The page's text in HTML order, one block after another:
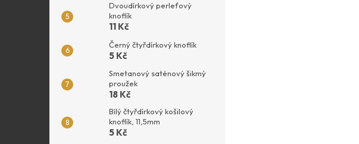
Dvoudírkový perleťový
knoflík
11 Kč
Černý čtyřdírkový knoflík
5 Kč
Smetanový saténový šikmý
proužek
18 Kč
Bílý čtyřdírkový košilový
knoflík, 11,5mm
5 Kč